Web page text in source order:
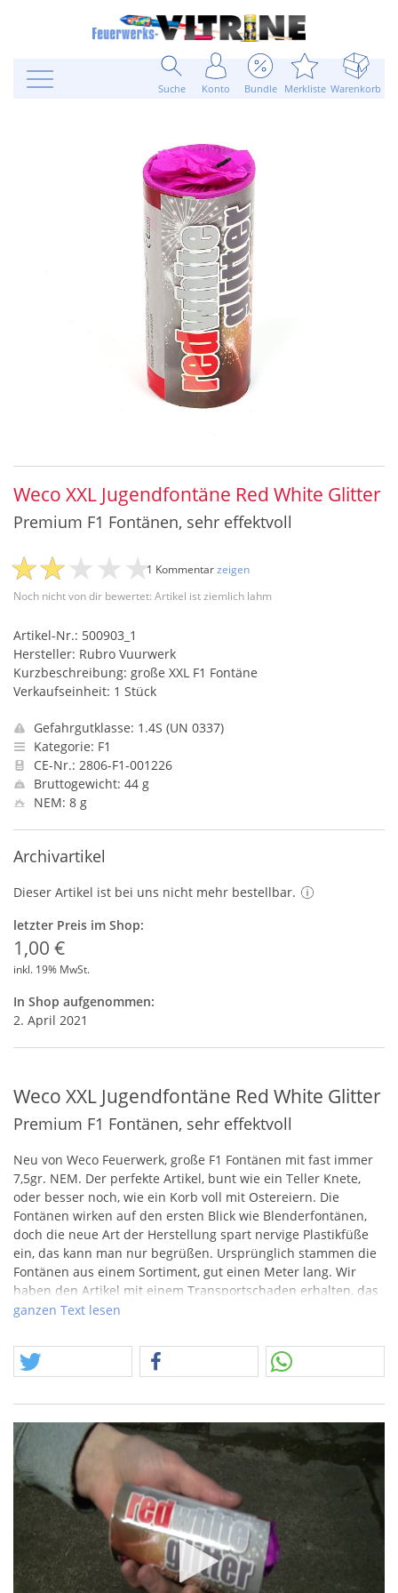
Suche Konto Bundle Merkliste Warenkorb
Weco XXL Jugendfontäne Red White Glitter
Premium F1 Fontänen, sehr effektvoll
Noch nicht von dir bewertet: Artikel ist ziemlich lahm
1 Kommentarzeigen
Artikel-Nr.: 500903_1
Hersteller: Rubro Vuurwerk
Kurzbeschreibung: große XXL F1 Fontäne
Verkaufseinheit: 1 Stück
Gefahrgutklasse: 1.4S (UN 0337)
Kategorie: F1
CE-Nr.: 2806-F1-001226
Bruttogewicht: 44 g
NEM: 8 g
Archivartikel
Dieser Artikel ist bei uns nicht mehr bestellbar.
letzter Preis im Shop:
1,00 €
inkl. 19% MwSt.
In Shop aufgenommen:
2. April 2021
Weco XXL Jugendfontäne Red White Glitter
Premium F1 Fontänen, sehr effektvoll
Neu von Weco Feuerwerk, große F1 Fontänen mit fast immer
7,5gr. NEM. Der perfekte Artikel, bunt wie ein Teller Knete,
oder besser noch, wie ein Korb voll mit Ostereiern. Die
Fontänen wirken auf den ersten Blick wie Blenderfontänen,
doch die neue Art der Herstellung spart nervige Plastikfüße
ein, das kann man nur begrüßen. Ursprünglich stammen die
Fontänen aus einem Sortiment, gut einen Meter lang. Wir
haben den Artikel mit einem Transportschaden erhalten, das
brachte uns auf die Idee, diese Teile ausschließlich einzeln zu
versenden.
Ohhhh ja, hier bin ich mal auf die Effektkombination
ganzen Text lesen